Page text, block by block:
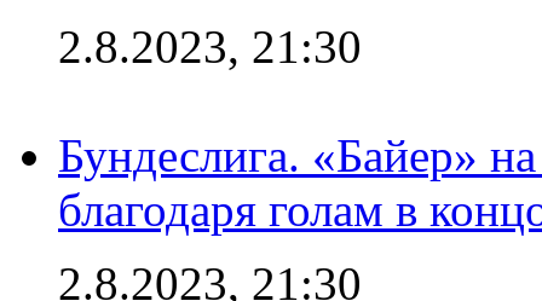
2.8.2023, 21:30
Бундеслига. «Байер»
благодаря голам в
2.8.2023, 21:30